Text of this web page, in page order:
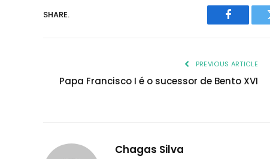
SHARE.
Facebook
PREVIOUS ARTICLE
Papa Francisco I é o sucessor de Bento XVI
Chagas Silva